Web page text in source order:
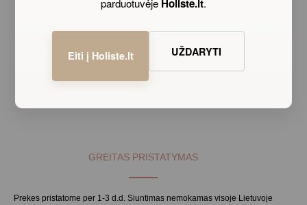
Holiste.lt
Eiti į Holiste.lt UŽDARYTI
PREKĖS ŽENKLAS
GREITAS PRISTATYMAS
Prekes pristatome per 1-3 d.d. Siuntimas nemokamas visoje Lietuvoje